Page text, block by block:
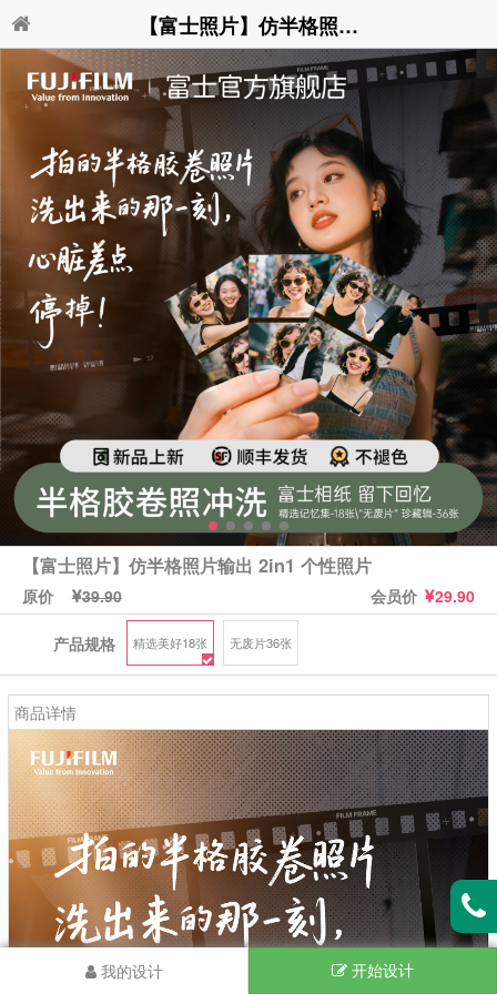
【富士照片】仿半格照片输出 2in1 个性
【富士照片】仿半格照片输出 2in1 个性照片
会员价 29.90
原价 39.90
产品规格 精选美好18张 无废片36张
商品详情
我的设计 开始设计